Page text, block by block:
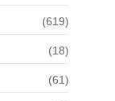
(619)
(18)
(61)